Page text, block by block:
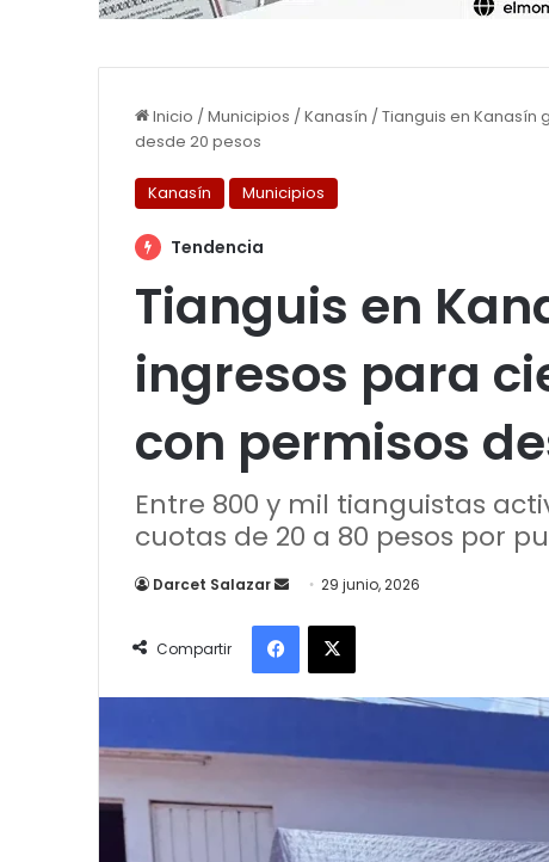
Inicio /Municipios /Kanasín /Tianguis en
desde 20 pesos
Kanasín Municipios
Tendencia
Tianguis en
ingresos para
con permisos
Entre 800 y mil tianguistas
cuotas de 20 a 80 pesos por
Darcet Salazar
Send
email
29 junio, 2026
Compartir
Facebook
X